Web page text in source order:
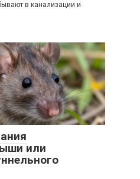
в канализации и
или